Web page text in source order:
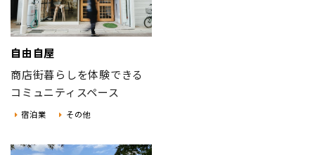
自由自屋
商店街暮らしを体験できる
コミュニティスペース
宿泊業 その他